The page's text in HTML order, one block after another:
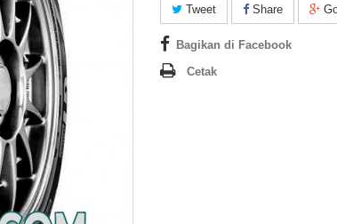
Tweet Share
Bagikan di Facebook
Cetak